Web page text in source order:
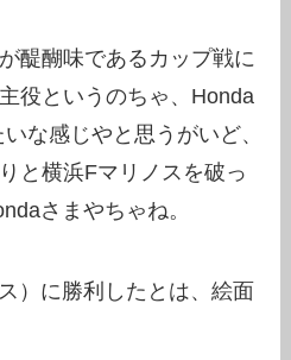
醍醐味であるカップ戦に
役というのちゃ、Honda
な感じやと思うがいど、
と横浜Fマリノスを破っ
さまやちゃね。
）に勝利したとは、絵面